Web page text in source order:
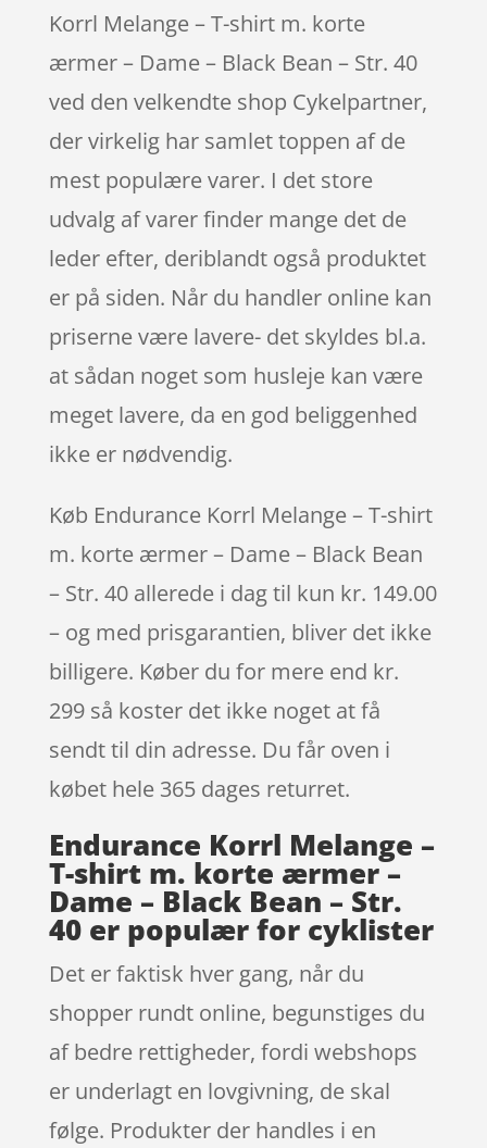
Korrl Melange – T-shirt m. korte
ærmer – Dame – Black Bean – Str. 40
ved den velkendte shop Cykelpartner,
der virkelig har samlet toppen af de
mest populære varer. I det store
udvalg af varer finder mange det de
leder efter, deriblandt også produktet
er på siden. Når du handler online kan
priserne være lavere- det skyldes bl.a.
at sådan noget som husleje kan være
meget lavere, da en god beliggenhed
ikke er nødvendig.
Køb Endurance Korrl Melange – T-shirt
m. korte ærmer – Dame – Black Bean
– Str. 40 allerede i dag til kun kr. 149.00
– og med prisgarantien, bliver det ikke
billigere. Køber du for mere end kr.
299 så koster det ikke noget at få
sendt til din adresse. Du får oven i
købet hele 365 dages returret.
Endurance Korrl Melange –
T-shirt m. korte ærmer –
Dame – Black Bean – Str.
40 er populær for cyklister
Det er faktisk hver gang, når du
shopper rundt online, begunstiges du
af bedre rettigheder, fordi webshops
er underlagt en lovgivning, de skal
følge. Produkter der handles i en